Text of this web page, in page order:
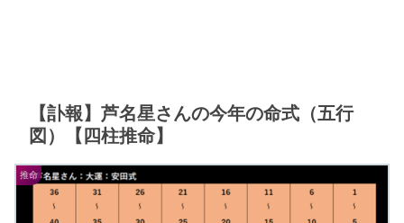
【訃報】芦名星さんの今年の命式（五行
図）【四柱推命】
推命